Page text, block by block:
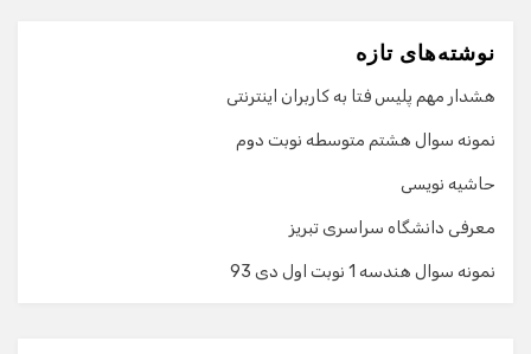
نوشته‌های تازه
هشدار مهم پلیس فتا به کاربران اینترنتی
نمونه سوال هشتم متوسطه نوبت دوم
حاشیه نویسی
معرفی دانشگاه سراسری تبریز
نمونه سوال هندسه 1 نوبت اول دی 93
گفت‌وگو با دستیار هوشمند